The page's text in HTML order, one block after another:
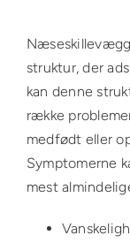
struktur, der
kan denne
række
medfødt eller
Symptomerne
mest